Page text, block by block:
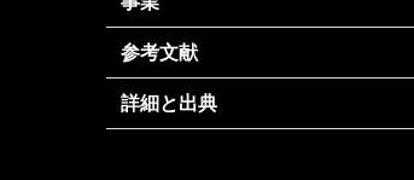
参考文献
詳細と出典